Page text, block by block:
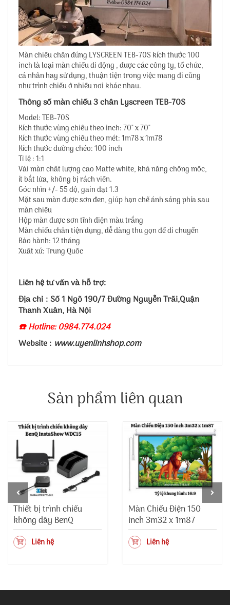
Màn chiếu chân đứng LYSCREEN TEB-70S kích thước 100
inch là loại màn chiếu di động , được các công ty, tổ chức,
cá nhân hay sử dụng, thuận tiện trong việc mang đi cũng
như trình chiếu ở nhiều nơi khác nhau.
Thông số màn chiếu 3 chân Lyscreen TEB-70S
Model: TEB-70S
Kích thước vùng chiếu theo inch: 70" x 70"
Kích thước vùng chiếu theo mét: 1m78 x 1m78
Kích thước đường chéo: 100 inch
Tỉ lệ : 1:1
Vải màn chất lượng cao Matte white, khả năng chống mốc,
ít bắt lửa, không bị rách viền.
Góc nhìn +/- 55 độ, gain đạt 1.3
Mặt sau màn được sơn đen, giúp hạn chế ánh sáng phía sau
màn chiếu
Hộp màn được sơn tĩnh điện màu trắng
Màn chiếu chân tiện dụng, dễ dàng thu gọn để di chuyển
Bảo hành: 12 tháng
Xuất xứ: Trung Quốc
Liên hệ tư vấn và hỗ trợ:
Địa chỉ : Số 1 Ngõ 190/7 Đường Nguyễn Trãi,Quận
Thanh Xuân, Hà Nội
☎️ Hotline: 0984.774.024
Website : www.uyenlinhshop.com
Sản phẩm liên quan
Thiết bị trình chiếu
không dây BenQ
InstaShow WDC15
Liên hệ
Màn Chiếu Điện 150
inch 3m32 x 1m87
Liên hệ